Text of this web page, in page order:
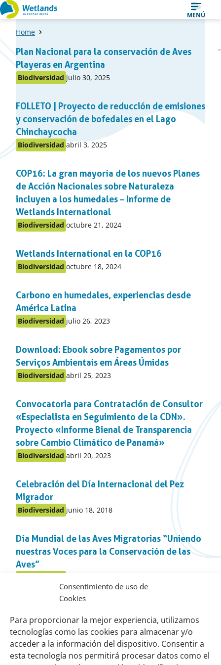
Consentimiento de uso de
Cookies
Para proporcionar la mejor experiencia, utilizamos
tecnologías como las cookies para almacenar y/o
acceder a la información del dispositivo. Consentir a
esta tecnología nos permitirá procesar datos como el
Ir
al
MENÚ
Home
lista
de
items
Plan Nacional para la conservación de Aves
Playeras en Argentina
Publicado
el
apartado
Biodiversidad Publicado
julio 30, 2025
FOLLETO | Proyecto de reducción de emisiones
y conservación de bofedales en el Lago
Chinchaycocha
Publicado
el
apartado
Biodiversidad Publicado
abril 3, 2025
COP16: La gran mayoría de los nuevos Planes
de Acción Nacionales sobre Naturaleza
incluyen a los humedales – Informe de
Wetlands International
Publicado
el
apartado
Biodiversidad Publicado
octubre 21, 2024
Wetlands International en la COP16
Publicado
el
apartado
Biodiversidad Publicado
octubre 18, 2024
Carbono en humedales, experiencias desde
América Latina
Publicado
el
apartado
Biodiversidad Publicado
julio 26, 2023
Download: Ebook sobre Pagamentos por
Serviços Ambientais em Áreas Úmidas
Publicado
el
apartado
Biodiversidad Publicado
abril 25, 2023
Convocatoria para Contratación de Consultor
«Especialista en Seguimiento de la CDN».
Proyecto «Informe Bienal de Transparencia
sobre Cambio Climático de Panamá»
Publicado
el
apartado
Biodiversidad Publicado
abril 20, 2023
Celebración del Día Internacional del Pez
Migrador
Publicado
el
apartado
Biodiversidad Publicado
junio 18, 2018
Día Mundial de las Aves Migratorias “Uniendo
nuestras Voces para la Conservación de las
Aves”
apartado
en:
subruficollis) en América del Sur
Publicado
en
el
Biodiversidad Publicado
en:
noviembre 25, 2017
Página
1